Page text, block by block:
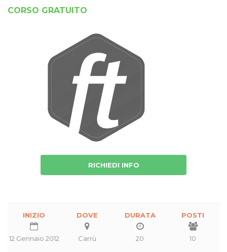
CORSO GRATUITO
RICHIEDI INFO
INIZIO
12 Gennaio 2012
DOVE
Carrù
DURATA
20
POSTI
10